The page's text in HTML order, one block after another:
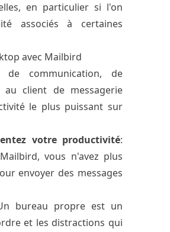
en particulier si l'on
associés à certaines
avec Mailbird
de communication, de
client de messagerie
le plus puissant sur
votre productivité:
vous n'avez plus
envoyer des messages
bureau propre est un
et les distractions qui